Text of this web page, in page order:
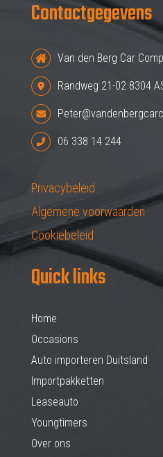
Contactgegevens
Van den Berg Car
Randweg 21-02 8304
06 338 14 244
Privacybeleid
Algemene voorwaarden
Cookiebeleid
Quick links
Home
Occasions
Auto importeren Duitsland
Importpakketten
Leaseauto
Youngtimers
Over ons